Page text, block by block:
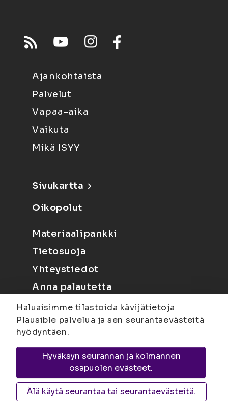
Ajankohtaista
Palvelut
Vapaa-aika
Vaikuta
Mikä ISYY
Sivukartta
Oikopolut
Materiaalipankki
Tietosuoja
Yhteystiedot
Anna palautetta
Joensuu
Suvantokatu 6, 80100 Joensuu |
KuopioYliopistonranta 15, PL 1627, 70211
Kuopio
Haluaisimme tilastoida kävijätietoja
Plausible palvelua ja sen seurantaevästeitä
hyödyntäen.
Hyväksyn seurannan ja kolmannen
osapuolen evästeet.
Älä käytä seurantaa tai seurantaevästeitä.